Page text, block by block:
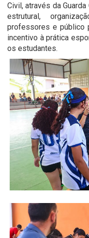
Civil, através da
estrutural,
professores e público
incentivo à prática
os estudantes.